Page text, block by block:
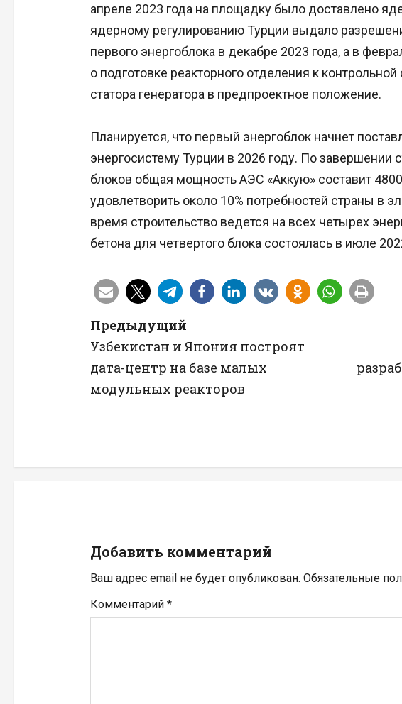
апреле 2023 года на площадку было доставлено
ядерному регулированию Турции выдало
первого энергоблока в декабре 2023 года, а в
о подготовке реакторного отделения к
статора генератора в предпроектное положение.
Планируется, что первый энергоблок начнет
энергосистему Турции в 2026 году. По завершении
блоков общая мощность АЭС «Аккую» составит
удовлетворить около 10% потребностей страны в
время строительство ведется на всех четырех
бетона для четвертого блока состоялась в июле
Н
а
в
а
я
п
о
Предыдущий
Узбекистан и Япония построят
дата-центр на базе малых
модульных реакторов
Добавить комментарий
Ваш адрес email не будет опубликован. Обязательные
Комментарий *